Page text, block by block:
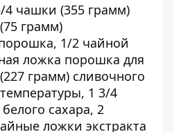
4 чашки (355 грамм)
грамм)
1/2 чайной
ложка порошка для
грамм) сливочного
1 3/4
сахара, 2
ложки экстракта